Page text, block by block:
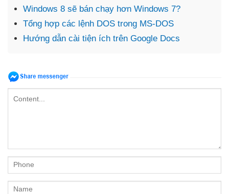
Windows 8 sẽ bán chạy hơn Windows 7?
Tổng hợp các lệnh DOS trong MS-DOS
Hướng dẫn cài tiện ích trên Google Docs